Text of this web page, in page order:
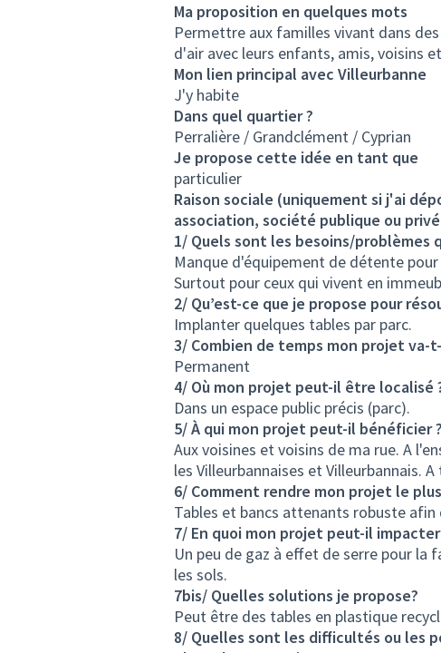
Ma proposition en quelques mots
Permettre aux familles vivant dans
d'air avec leurs enfants, amis, voisins
Mon lien principal avec Villeurbanne
J'y habite
Dans quel quartier ?
Perralière / Grandclément / Cyprian
Je propose cette idée en tant que
particulier
Raison sociale (uniquement si j'ai
association, société publique ou
1/ Quels sont les besoins/problèmes
Manque d'équipement de détente
Surtout pour ceux qui vivent en
2/ Qu’est-ce que je propose pour
Implanter quelques tables par parc.
3/ Combien de temps mon projet
Permanent
4/ Où mon projet peut-il être localisé
Dans un espace public précis (parc).
5/ À qui mon projet peut-il bénéficier ?
Aux voisines et voisins de ma rue. A
les Villeurbannaises et Villeurbannais. A
6/ Comment rendre mon projet le
Tables et bancs attenants robuste afin
7/ En quoi mon projet peut-il impacter
Un peu de gaz à effet de serre pour
les sols.
7bis/ Quelles solutions je propose?
Peut être des tables en plastique
8/ Quelles sont les difficultés ou les